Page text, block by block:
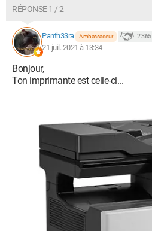
RÉPONSE 1 / 2
Panth33ra Ambassadeur 2 365
21 juil. 2021 à 13:34
Bonjour,
Ton imprimante est celle-ci...